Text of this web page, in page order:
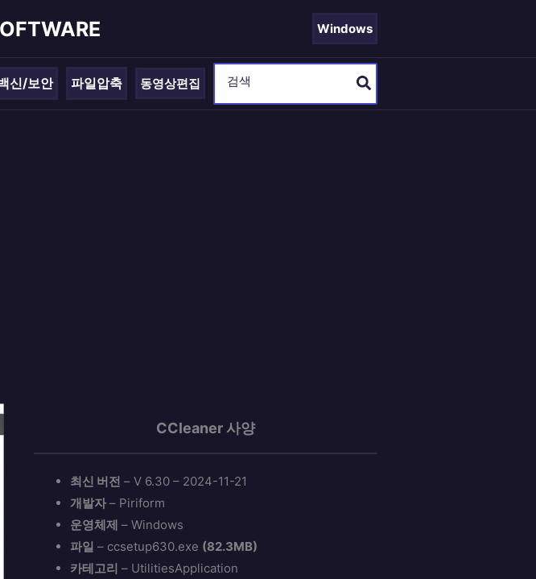
Windows
신/보안 파일압축 동영상편집
for:
CCleaner 사양
최신 버전 – V 6.30 – 2024-11-21
개발자– Piriform
운영체제 – Windows
파일 – ccsetup630.exe (82.3MB)
카테고리 – UtilitiesApplication